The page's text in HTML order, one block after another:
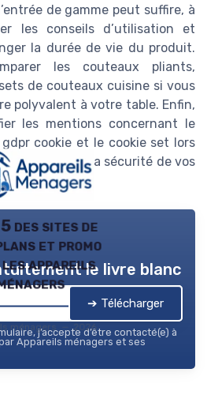
de gamme peut suffire, à
les conseils d’utilisation et
la durée de vie du produit.
les couteaux pliants,
de couteaux cuisine si vous
polyvalent à votre table. Enfin,
les mentions concernant le
cookie et le cookie set lors
pour garantir la sécurité de vos
des sites de
et promo
appareils
ménagers — 2026
le livre blanc
➔ Télécharger
j’accepte d’être contacté(e) à
Appareils ménagers et ses